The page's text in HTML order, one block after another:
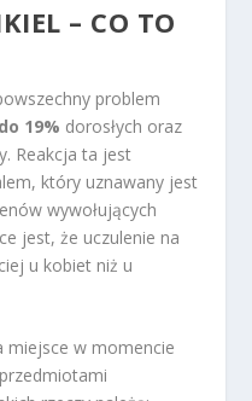
– CO TO
problem
19% dorosłych oraz
Reakcja ta jest
który uznawany jest
wywołujących
jest, że uczulenie na
u kobiet niż u
miejsce w momencie